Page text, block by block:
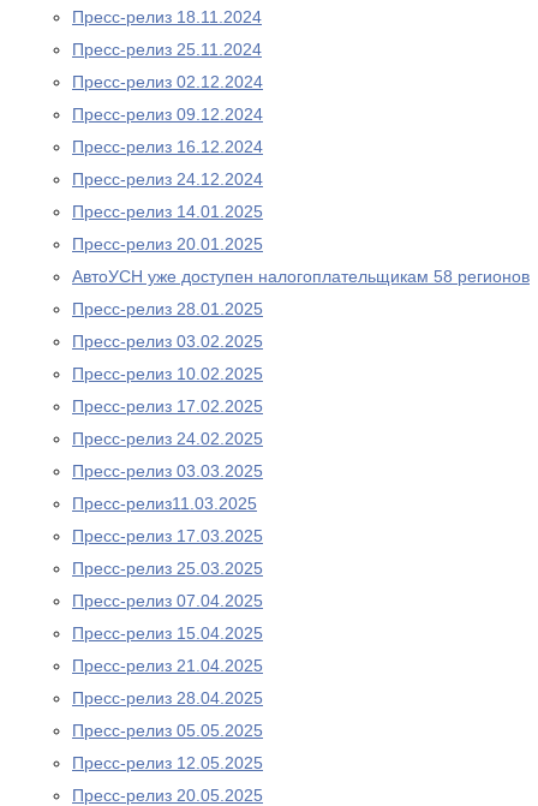
Пресс-релиз 18.11.2024
Пресс-релиз 25.11.2024
Пресс-релиз 02.12.2024
Пресс-релиз 09.12.2024
Пресс-релиз 16.12.2024
Пресс-релиз 24.12.2024
Пресс-релиз 14.01.2025
Пресс-релиз 20.01.2025
АвтоУСН уже доступен налогоплательщикам 58 регионов
Пресс-релиз 28.01.2025
Пресс-релиз 03.02.2025
Пресс-релиз 10.02.2025
Пресс-релиз 17.02.2025
Пресс-релиз 24.02.2025
Пресс-релиз 03.03.2025
Пресс-релиз11.03.2025
Пресс-релиз 17.03.2025
Пресс-релиз 25.03.2025
Пресс-релиз 07.04.2025
Пресс-релиз 15.04.2025
Пресс-релиз 21.04.2025
Пресс-релиз 28.04.2025
Пресс-релиз 05.05.2025
Пресс-релиз 12.05.2025
Пресс-релиз 20.05.2025